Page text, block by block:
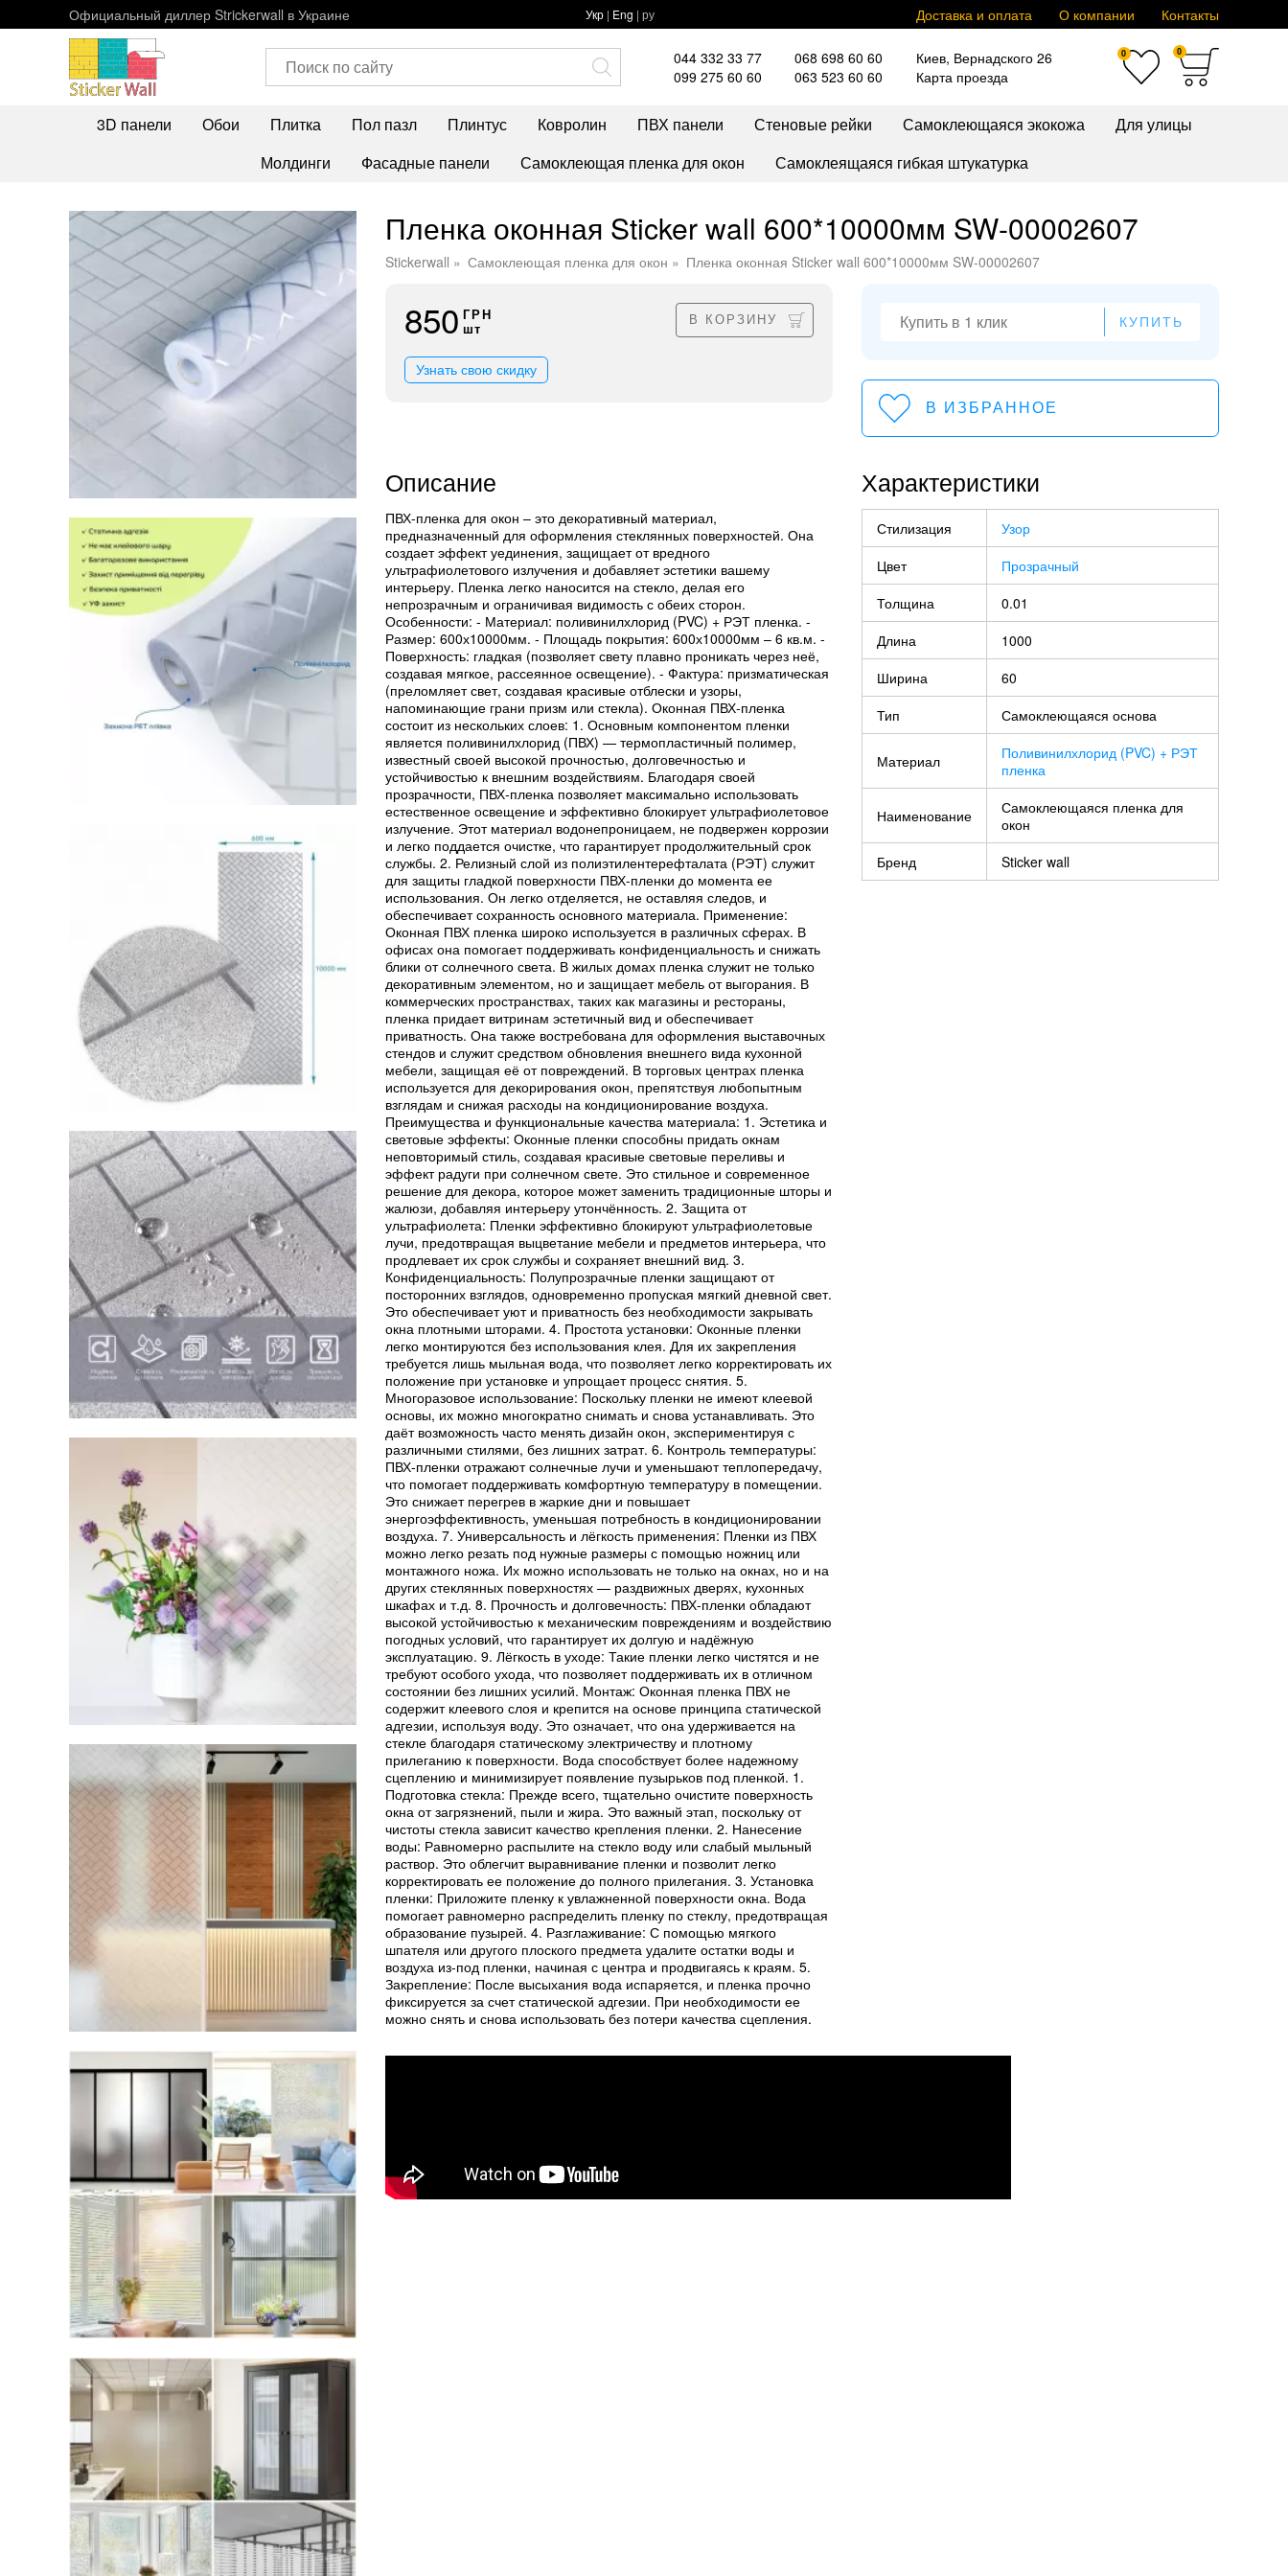
Официальный диллер Strickerwall в Украине Укр| Eng | ру Доставка и оплата О компании Контакты
044 332 33 77
099 275 60 60
068 698 60 60
063 523 60 60
Киев, Вернадского 26
Карта проезда
0 0
3D панели Обои Плитка Пол пазл Плинтус Ковролин ПВХ панели Стеновые рейки Самоклеющаяся экокожа
Для улицы
Молдинги
Фасадные панели Самоклеющая пленка для окон Самоклеящаяся гибкая штукатурка
Пленка оконная Sticker wall 600*10000мм SW-00002607
Stickerwall Самоклеющая пленка для окон Пленка оконная Sticker wall 600*10000мм SW-00002607
850 ГРН
шт В КОРЗИНУ
Узнать свою скидку
КУПИТЬ
В ИЗБРАННОЕ
Описание
ПВХ-пленка для окон – это декоративный материал,
предназначенный для оформления стеклянных поверхностей. Она
создает эффект уединения, защищает от вредного
ультрафиолетового излучения и добавляет эстетики вашему
интерьеру. Пленка легко наносится на стекло, делая его
непрозрачным и ограничивая видимость с обеих сторон.
Особенности: - Материал: поливинилхлорид (PVC) + РЭТ пленка. -
Размер: 600х10000мм. - Площадь покрытия: 600х10000мм – 6 кв.м. -
Поверхность: гладкая (позволяет свету плавно проникать через неё,
создавая мягкое, рассеянное освещение). - Фактура: призматическая
(преломляет свет, создавая красивые отблески и узоры,
напоминающие грани призм или стекла). Оконная ПВХ-пленка
состоит из нескольких слоев: 1. Основным компонентом пленки
является поливинилхлорид (ПВХ) — термопластичный полимер,
известный своей высокой прочностью, долговечностью и
устойчивостью к внешним воздействиям. Благодаря своей
прозрачности, ПВХ-пленка позволяет максимально использовать
естественное освещение и эффективно блокирует ультрафиолетовое
излучение. Этот материал водонепроницаем, не подвержен коррозии
и легко поддается очистке, что гарантирует продолжительный срок
службы. 2. Релизный слой из полиэтилентерефталата (РЭТ) служит
для защиты гладкой поверхности ПВХ-пленки до момента ее
использования. Он легко отделяется, не оставляя следов, и
обеспечивает сохранность основного материала. Применение:
Оконная ПВХ пленка широко используется в различных сферах. В
офисах она помогает поддерживать конфиденциальность и снижать
блики от солнечного света. В жилых домах пленка служит не только
декоративным элементом, но и защищает мебель от выгорания. В
коммерческих пространствах, таких как магазины и рестораны,
пленка придает витринам эстетичный вид и обеспечивает
приватность. Она также востребована для оформления выставочных
стендов и служит средством обновления внешнего вида кухонной
мебели, защищая её от повреждений. В торговых центрах пленка
используется для декорирования окон, препятствуя любопытным
взглядам и снижая расходы на кондиционирование воздуха.
Преимущества и функциональные качества материала: 1. Эстетика и
световые эффекты: Оконные пленки способны придать окнам
неповторимый стиль, создавая красивые световые переливы и
эффект радуги при солнечном свете. Это стильное и современное
решение для декора, которое может заменить традиционные шторы и
жалюзи, добавляя интерьеру утончённость. 2. Защита от
ультрафиолета: Пленки эффективно блокируют ультрафиолетовые
лучи, предотвращая выцветание мебели и предметов интерьера, что
продлевает их срок службы и сохраняет внешний вид. 3.
Конфиденциальность: Полупрозрачные пленки защищают от
посторонних взглядов, одновременно пропуская мягкий дневной свет.
Это обеспечивает уют и приватность без необходимости закрывать
окна плотными шторами. 4. Простота установки: Оконные пленки
легко монтируются без использования клея. Для их закрепления
требуется лишь мыльная вода, что позволяет легко корректировать их
положение при установке и упрощает процесс снятия. 5.
Многоразовое использование: Поскольку пленки не имеют клеевой
основы, их можно многократно снимать и снова устанавливать. Это
даёт возможность часто менять дизайн окон, экспериментируя с
различными стилями, без лишних затрат. 6. Контроль температуры:
ПВХ-пленки отражают солнечные лучи и уменьшают теплопередачу,
что помогает поддерживать комфортную температуру в помещении.
Это снижает перегрев в жаркие дни и повышает
энергоэффективность, уменьшая потребность в кондиционировании
воздуха. 7. Универсальность и лёгкость применения: Пленки из ПВХ
можно легко резать под нужные размеры с помощью ножниц или
монтажного ножа. Их можно использовать не только на окнах, но и на
других стеклянных поверхностях — раздвижных дверях, кухонных
шкафах и т.д. 8. Прочность и долговечность: ПВХ-пленки обладают
высокой устойчивостью к механическим повреждениям и воздействию
погодных условий, что гарантирует их долгую и надёжную
эксплуатацию. 9. Лёгкость в уходе: Такие пленки легко чистятся и не
требуют особого ухода, что позволяет поддерживать их в отличном
состоянии без лишних усилий. Монтаж: Оконная пленка ПВХ не
содержит клеевого слоя и крепится на основе принципа статической
адгезии, используя воду. Это означает, что она удерживается на
стекле благодаря статическому электричеству и плотному
прилеганию к поверхности. Вода способствует более надежному
сцеплению и минимизирует появление пузырьков под пленкой. 1.
Подготовка стекла: Прежде всего, тщательно очистите поверхность
окна от загрязнений, пыли и жира. Это важный этап, поскольку от
чистоты стекла зависит качество крепления пленки. 2. Нанесение
воды: Равномерно распылите на стекло воду или слабый мыльный
раствор. Это облегчит выравнивание пленки и позволит легко
корректировать ее положение до полного прилегания. 3. Установка
пленки: Приложите пленку к увлажненной поверхности окна. Вода
помогает равномерно распределить пленку по стеклу, предотвращая
образование пузырей. 4. Разглаживание: С помощью мягкого
шпателя или другого плоского предмета удалите остатки воды и
воздуха из-под пленки, начиная с центра и продвигаясь к краям. 5.
Закрепление: После высыхания вода испаряется, и пленка прочно
фиксируется за счет статической адгезии. При необходимости ее
можно снять и снова использовать без потери качества сцепления.
Характеристики
Стилизация
Узор
Цвет
Прозрачный
Толщина
0.01
Длина
1000
Ширина
60
Тип
Самоклеющаяся основа
Материал
Поливинилхлорид (PVC) + РЭТ
пленка
Наименование
Самоклеющаяся пленка для
окон
Бренд
Sticker wall